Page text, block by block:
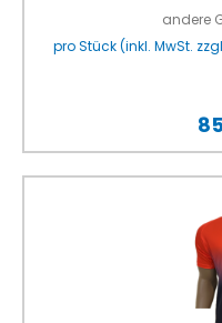
andere
pro Stück (inkl. MwSt.